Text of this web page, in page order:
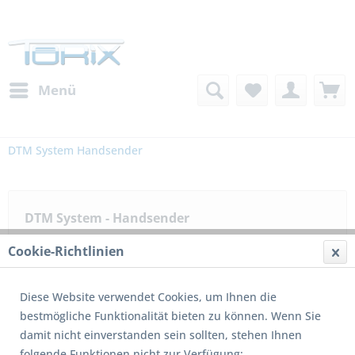
Menü
DTM System Handsender
DTM System - Handsender
2 von3
Cookie-Richtlinien
Diese Website verwendet Cookies, um Ihnen die
bestmögliche Funktionalität bieten zu können. Wenn Sie
damit nicht einverstanden sein sollten, stehen Ihnen